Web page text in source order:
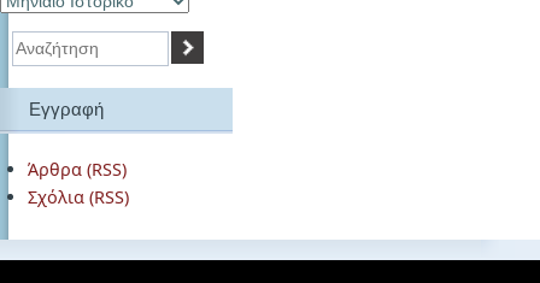
Αναζήτηση
Εγγραφή
Άρθρα (RSS)
Σχόλια (RSS)